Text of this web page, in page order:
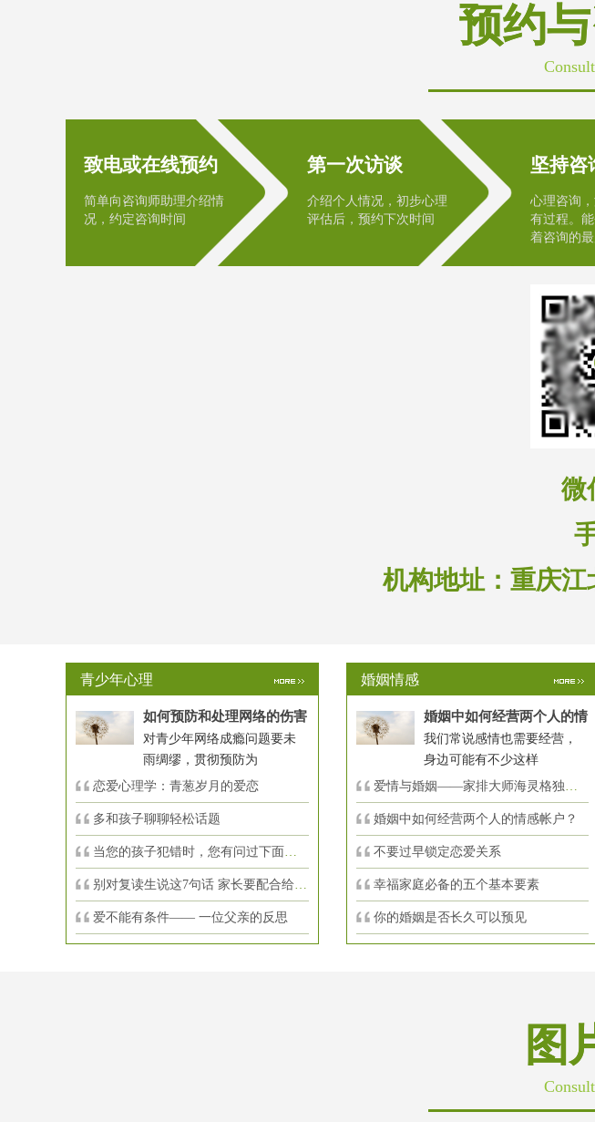
预约
致电或在线预约
简单向咨询师助理介绍情
况，约定咨询时间
第一次访谈
介绍个人情况，初步心理
评估后，预约下次时间
坚持咨
心理咨询
有过程。
着咨询的最
微
机构地址： 重庆江
青少年心理
如何预防和处理网络的伤害
对青少年网络成瘾问题要未
雨绸缪，贯彻预防为
恋爱心理学：青葱岁月的爱恋
多和孩子聊聊轻松话题
当您的孩子犯错时，您有问过下面的8个问
别对复读生说这7句话 家长要配合给＂高
爱不能有条件—— 一位父亲的反思
婚姻情感
婚姻中如何经营两个人的情
我们常说感情也需要经营，
身边可能有不少这样
爱情与婚姻——家排大师海灵格独到的见
婚姻中如何经营两个人的情感帐户？
不要过早锁定恋爱关系
幸福家庭必备的五个基本要素
你的婚姻是否长久可以预见
图